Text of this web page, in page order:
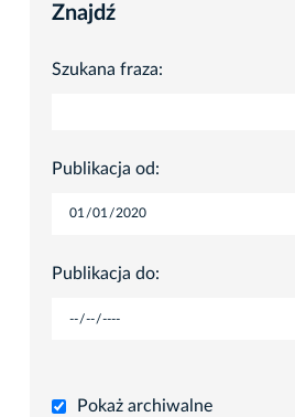
Znajdź
Szukana fraza:
Publikacja od:
Publikacja do:
Pokaż archiwalne